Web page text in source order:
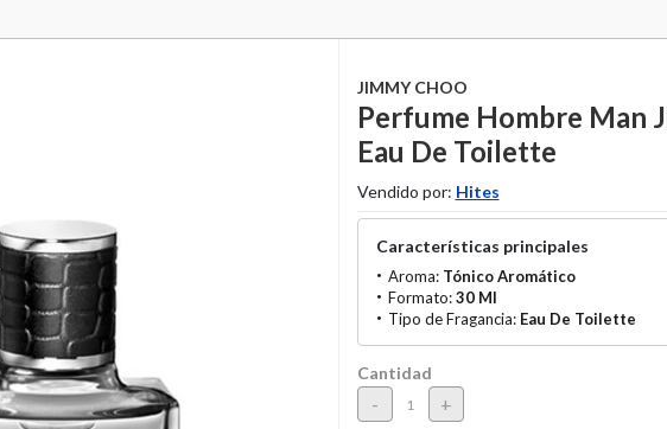
JIMMY CHOO
Perfume Hombre Man
Eau De Toilette
Vendido por: Hites
Características principales
Aroma: Tónico Aromático
Formato:30 Ml
Tipo de Fragancia: Eau De Toilette
Cantidad
- +